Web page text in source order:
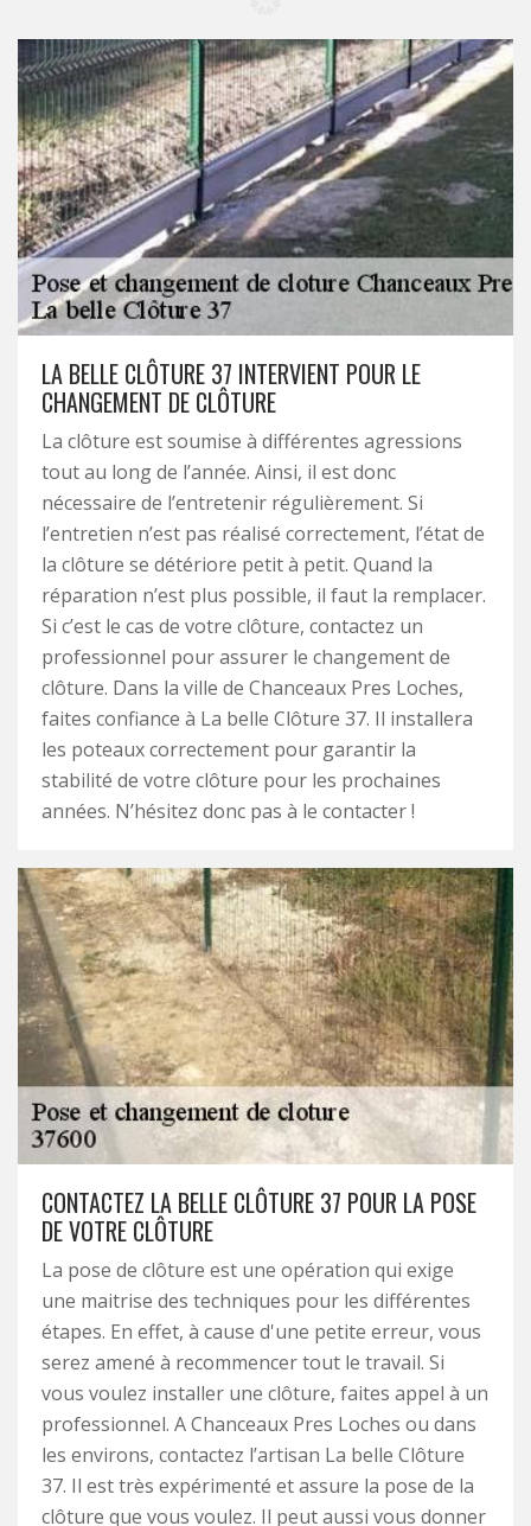
LA BELLE CLÔTURE 37 INTERVIENT POUR LE
CHANGEMENT DE CLÔTURE
La clôture est soumise à différentes agressions
tout au long de l’année. Ainsi, il est donc
nécessaire de l’entretenir régulièrement. Si
l’entretien n’est pas réalisé correctement, l’état de
la clôture se détériore petit à petit. Quand la
réparation n’est plus possible, il faut la remplacer.
Si c’est le cas de votre clôture, contactez un
professionnel pour assurer le changement de
clôture. Dans la ville de Chanceaux Pres Loches,
faites confiance à La belle Clôture 37. Il installera
les poteaux correctement pour garantir la
stabilité de votre clôture pour les prochaines
années. N’hésitez donc pas à le contacter !
CONTACTEZ LA BELLE CLÔTURE 37 POUR LA POSE
DE VOTRE CLÔTURE
La pose de clôture est une opération qui exige
une maitrise des techniques pour les différentes
étapes. En effet, à cause d'une petite erreur, vous
serez amené à recommencer tout le travail. Si
vous voulez installer une clôture, faites appel à un
professionnel. A Chanceaux Pres Loches ou dans
les environs, contactez l’artisan La belle Clôture
37. Il est très expérimenté et assure la pose de la
clôture que vous voulez. Il peut aussi vous donner